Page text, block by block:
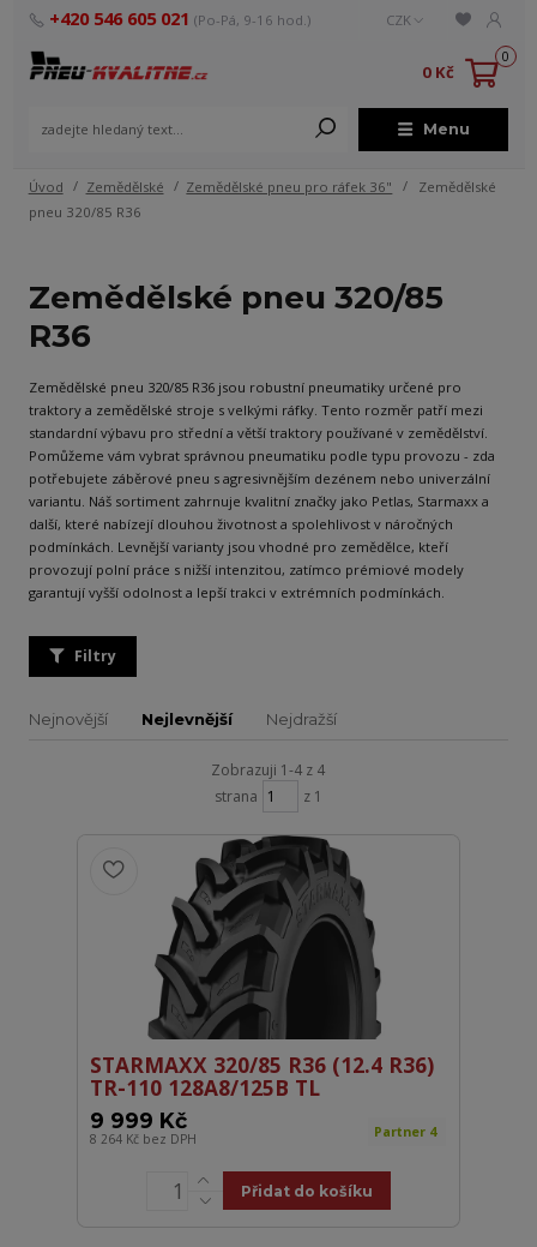
Menu
CZK
+420 546 605 021 (Po-Pá, 9-16 hod.)
0
0 Kč
Úvod Zemědělské Zemědělské pneu pro ráfek 36"
Zemědělské
pneu 320/85 R36
Zemědělské pneu 320/85
R36
Zemědělské pneu 320/85 R36 jsou robustní pneumatiky určené pro
traktory a zemědělské stroje s velkými ráfky. Tento rozměr patří mezi
standardní výbavu pro střední a větší traktory používané v zemědělství.
Pomůžeme vám vybrat správnou pneumatiku podle typu provozu - zda
potřebujete záběrové pneu s agresivnějším dezénem nebo univerzální
variantu. Náš sortiment zahrnuje kvalitní značky jako Petlas, Starmaxx a
další, které nabízejí dlouhou životnost a spolehlivost v náročných
podmínkách. Levnější varianty jsou vhodné pro zemědělce, kteří
provozují polní práce s nižší intenzitou, zatímco prémiové modely
garantují vyšší odolnost a lepší trakci v extrémních podmínkách.
Filtry
Nejnovější Nejlevnější Nejdražší
Zobrazuji 1-4 z 4
strana
z 1
STARMAXX 320/85 R36 (12.4 R36)
TR-110 128A8/125B TL
9 999 Kč
8 264 Kč bez DPH Partner 4
Přidat do košíku